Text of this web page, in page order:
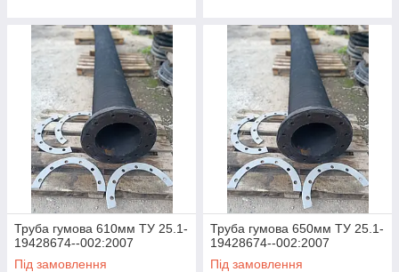
Труба гумова 610мм ТУ 25.1-
19428674--002:2007
Під замовлення
Труба гумова 650мм ТУ 25.1-
19428674--002:2007
Під замовлення